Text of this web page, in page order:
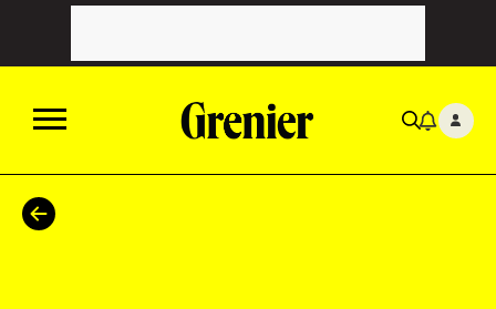
ACTUALITÉS